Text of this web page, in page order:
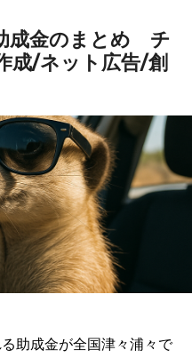
成金のまとめ チ
成/ネット広告/創
助成金が全国津々浦々で